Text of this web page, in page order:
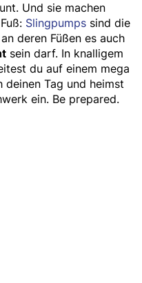
Und sie machen
Slingpumps sind die
deren Füßen es auch
sein darf. In knalligem
du auf einem mega
deinen Tag und heimst
ein. Be prepared.